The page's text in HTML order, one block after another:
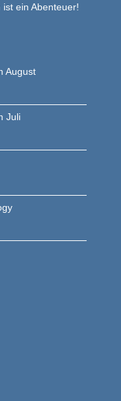
ein Abenteuer!
August
Juli